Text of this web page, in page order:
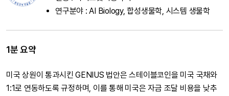
연구분야 : AI Biology, 합성생물학, 시스템 생물학
1분 요약
미국 상원이 통과시킨 GENIUS 법안은 스테이블코인을 미국 국채와
1:1로 연동하도록 규정하며, 이를 통해 미국은 자금 조달 비용을 낮추